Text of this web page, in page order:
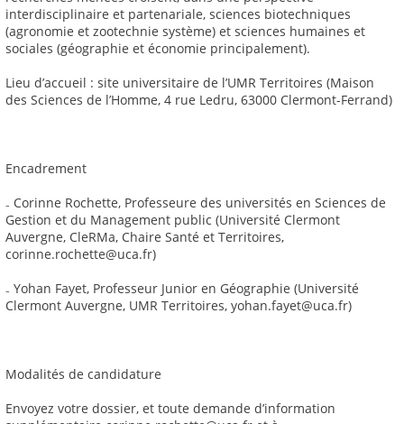
interdisciplinaire et partenariale, sciences biotechniques
(agronomie et zootechnie système) et sciences humaines et
sociales (géographie et économie principalement).
Lieu d’accueil : site universitaire de l’UMR Territoires (Maison
des Sciences de l’Homme, 4 rue Ledru, 63000 Clermont-Ferrand)
Encadrement
₋ Corinne Rochette, Professeure des universités en Sciences de
Gestion et du Management public (Université Clermont
Auvergne, CleRMa, Chaire Santé et Territoires,
corinne.rochette@uca.fr)
₋ Yohan Fayet, Professeur Junior en Géographie (Université
Clermont Auvergne, UMR Territoires, yohan.fayet@uca.fr)
Modalités de candidature
Envoyez votre dossier, et toute demande d’information